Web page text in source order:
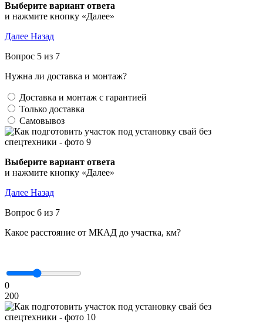
Выберите вариант ответа
и нажмите кнопку «Далее»
Далее Назад
Вопрос 5 из 7
Нужна ли доставка и монтаж?
Доставка и монтаж с гарантией
Только доставка
Самовывоз
Выберите вариант ответа
и нажмите кнопку «Далее»
Далее Назад
Вопрос 6 из 7
Какое расстояние от МКАД до участка, км?
0
200